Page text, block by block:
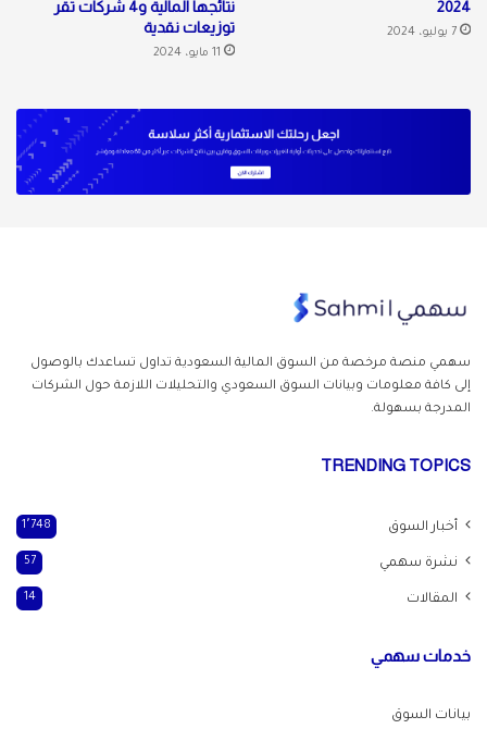
2024
7 يوليو، 2024
نتائجها المالية و4 شركات تقر
توزيعات نقدية
11 مايو، 2024
سهمي منصة مرخصة من السوق المالية السعودية تداول تساعدك بالوصول
إلى كافة معلومات وبيانات السوق السعودي والتحليلات اللازمة حول الشركات
المدرجة بسهولة.
TRENDING TOPICS
أخبار السوق 1٬748
نشرة سهمي 57
المقالات 14
خدمات سهمي
بيانات السوق